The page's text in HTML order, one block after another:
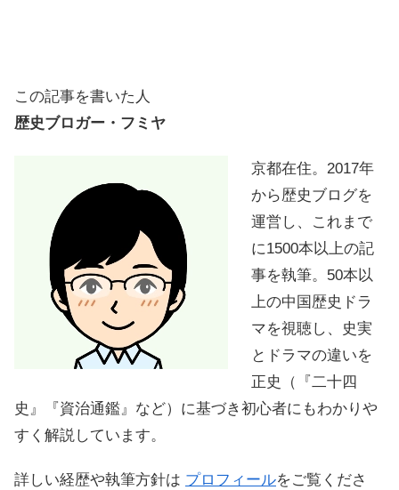
この記事を書いた人
歴史ブロガー・フミヤ
京都在住。2017年
から歴史ブログを
運営し、これまで
に1500本以上の記
事を執筆。50本以
上の中国歴史ドラ
マを視聴し、史実
とドラマの違いを
正史（『二十四
史』『資治通鑑』など）に基づき初心者にもわかりや
すく解説しています。
詳しい経歴や執筆方針は プロフィールをご覧くださ